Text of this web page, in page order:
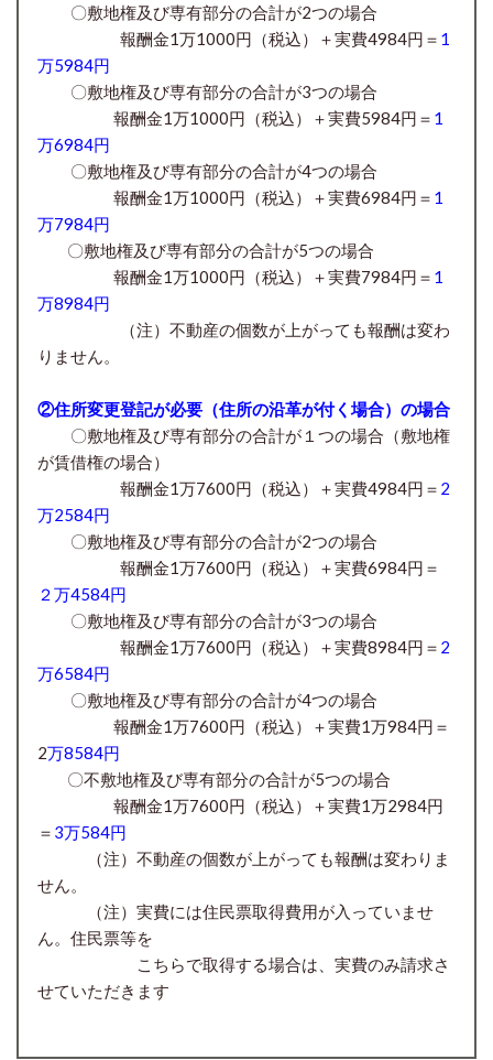
〇敷地権及び専有部分の合計が2つの場合
報酬金1万1000円 （税込）＋実費4984円＝ 1
万5984円
〇敷地権及び専有部分の合計が3つの場合
報酬金1万1000円 （税込）＋実費5984円＝ 1
万6984円
〇敷地権及び専有部分の合計が4つの場合
報酬金1万1000円 （税込）＋実費6984円＝ 1
万7984円
〇敷地権及び専有部分の合計が5つの場合
報酬金1万1000円 （税込）＋実費7984円＝ 1
万8984円
（注）不動産の個数が上がっても報酬は変わ
りません。
②住所変更登記が必要（住所の沿革が付く場合）の場合
〇敷地権及び専有部分の合計が１ つの場合（敷地権
が賃借権の場合）
報酬金1万7600円（税込）＋実費4984円＝ 2
万2584円
〇敷地権及び専有部分の合計が2つの場合
報酬金1万7600円 （税込）＋実費6984円＝
２万4584円
〇敷地権及び専有部分の合計が3つの場合
報酬金1万7600円 （税込）＋実費8984円＝ 2
万6584円
〇敷地権及び専有部分の合計が4つの場合
報酬金1万7600円 （税込）＋実費1万984円＝
2万8584円
〇不敷地権及び専有部分の合計が5つの場合
報酬金1万7600円 （税込）＋実費1万2984円
＝ 3万584円
（注）不動産の個数が上がっても報酬は変わりま
せん。
（注）実費には住民票取得費用が入っていませ
ん。住民票等を
こちらで取得する場合は、実費のみ請求さ
せていただきます